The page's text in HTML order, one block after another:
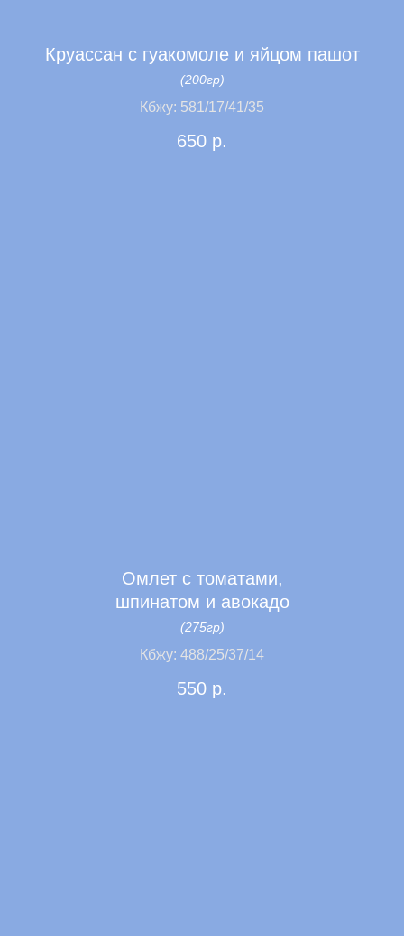
Круассан с гуакомоле и яйцом пашот
(200гр)
Кбжу: 581/17/41/35
650 р.
Омлет с томатами,
шпинатом и авокадо
(275гр)
Кбжу: 488/25/37/14
550 р.